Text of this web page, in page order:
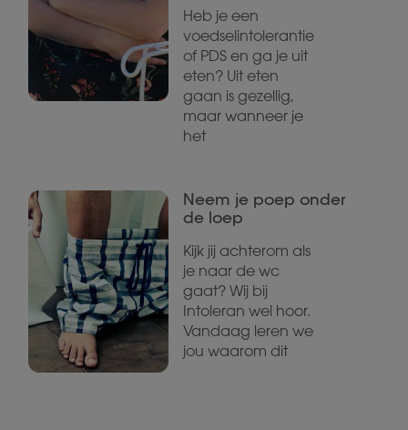
Heb je een
voedselintolerantie
of PDS en ga je uit
eten? Uit eten
gaan is gezellig,
maar wanneer je
het
Neem je poep onder
de loep
Kijk jij achterom als
je naar de wc
gaat? Wij bij
Intoleran wel hoor.
Vandaag leren we
jou waarom dit